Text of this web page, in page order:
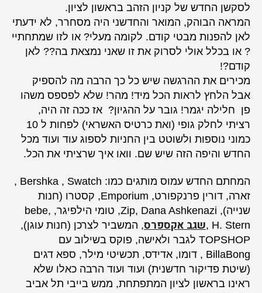
לסקשן החדש של קניון הזהב בראשון לציון.
המראה הבוהק, המואר והחדשני היה מסחרר, לא ידעתי
לאן להפנות מבטי קודם. לקומה מעלי? או לזו שמתחתיי
? או בכלל אולי לסרוק את זו שאני נמצאת בה?? לאן
קודם?!
מכירים את ההרגשה שיש כל כך הרבה מה להספיק
אבל הלחץ לראות הכל מיד! מהר! שלא לפספס משהו
פן חלילה יגמר! גובר על ההגיון? אז ככה זה היה,
רציתי לחלק גופי (ואת כרטיס האשראי) לפחות ל 10
כמוני נוספות ולשוטט בין החניות לספוג עוד ועוד מכל
החדש והיפה הזה שיש שם. וואו איך שרציתי את הכל.
המחתם החדש עמוס מותגים כמו: Bershka , Swatch ,
זארה, דורין פרנקפורט, Emporium, קסטרו (חנות
שנייה), Zip, Dana Ashkenazi, טומי הילפיגר, bebe,
H. Stern , שגב אקספרס, המשביר לצרכן (חנות עוגן),
TOPSHOP לגבר ולאישה, פוקס בשילוב עם
BillaBong , דומו, אדידס, תכשיטי מילר, ספא דגים
(שיטת פדיקור חדשנית) ועוד ועוד הרבה כאלו שלא
ראינו בראשון לציון המתפתחת, ממש בייבי תל אביב